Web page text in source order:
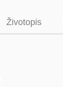
Životopis